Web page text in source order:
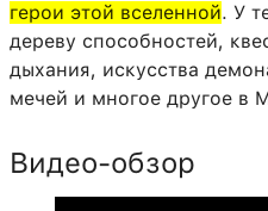
герои этой вселенной. У
дереву способностей,
дыхания, искусства
мечей и многое другое в
Видео-обзор